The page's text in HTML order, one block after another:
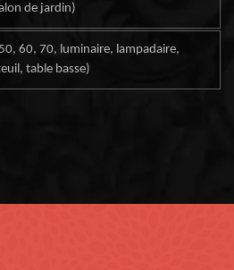
de jardin)
60, 70, luminaire, lampadaire,
table basse)